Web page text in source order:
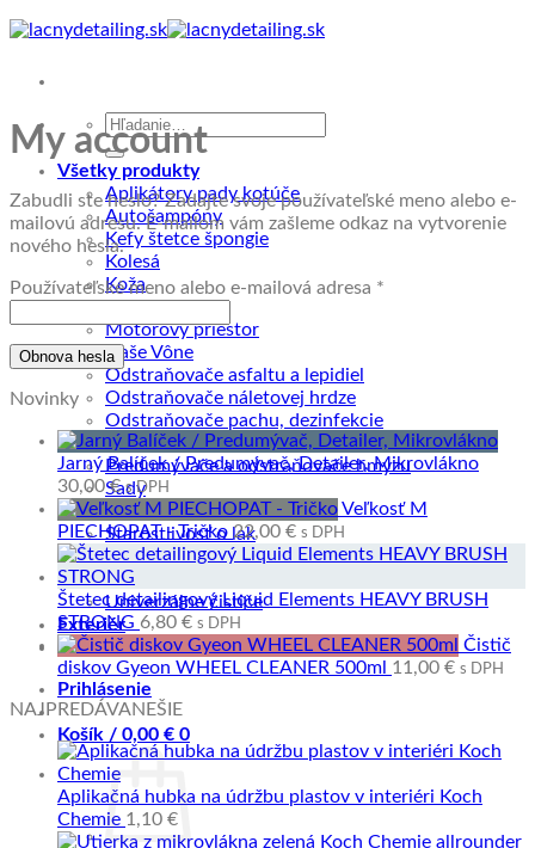
Skip
to
Hľadať:
Všetky produkty
Aplikátory pady kotúče
Autošampóny
Kefy štetce špongie
Kolesá
Koža
Mikrovlákno
Motorový priestor
Naše Vône
Odstraňovače asfaltu a lepidiel
Odstraňovače náletovej hrdze
Odstraňovače pachu, dezinfekcie
Ostatné doplnky
Predumývače a odstraňovače hmyzu
Sady
Sklo
Starostlivosť o lak
Starostlivosť o plasty a vinyl
Starostlivosť o textil
Univerzálne čističe
Exteriér
Interiér
Prihlásenie
Košík / 0,00 € 0
My account
Zabudli ste heslo? Zadajte svoje používateľské meno alebo e-
mailovú adresu. E-mailom vám zašleme odkaz na vytvorenie
nového hesla.
Používateľské meno alebo e-mailová adresa *
Obnova hesla
Novinky
Jarný Balíček / Predumývač, Detailer, Mikrovlákno
30,00€ s DPH
Veľkosť M
PIECHOPAT - Tričko 22,00 € s DPH
Štetec detailingový Liquid Elements HEAVY BRUSH
STRONG 6,80 € s DPH
Čistič
diskov Gyeon WHEEL CLEANER 500ml 11,00 € s DPH
NAJPREDÁVANEŠIE
Aplikačná hubka na údržbu plastov v interiéri Koch
Chemie 1,10 €